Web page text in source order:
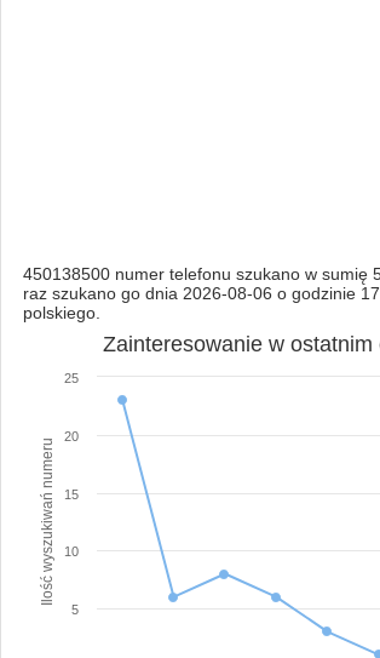
450138500 numer telefonu szukano w sumię
raz szukano go dnia 2026-08-06 o godzinie
polskiego.
Ilość wyszukiwań numeru
Zainteresowanie w ostatnim
5
10
15
20
25